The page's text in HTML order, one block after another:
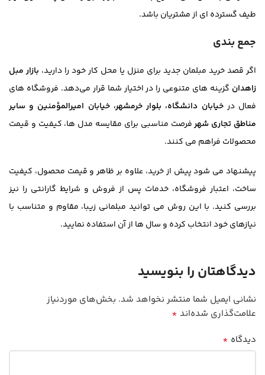
طیف گسترده ای از مشتریان باشد.
جمع بندی
اگر قصد خرید مبلمان جدید برای منزل یا محل کار خود را دارید، بازار مبل
زاهدان گزینه های متنوعی را در اختیار شما قرار می‌دهد. فروشگاه های
فعال درخیابان دانشگاه، بلوار خرمشهر، خیابان امیرالمؤمنین و سایر
مناطق تجاری شهرفرصت مناسبی برای مقایسه مدل ها، کیفیت و قیمت
محصولات فراهم می کنند.
پیشنهاد می شود پیش از خرید، علاوه بر ظاهر و قیمت محصول، کیفیت
ساخت، اعتبار فروشگاه، خدمات پس از فروش و شرایط گارانتی را نیز
بررسی کنید. با این روش می توانید مبلمانی زیبا، مقاوم و متناسب با
نیازهای خود انتخاب کرده و سال ها از آن استفاده نمایید.
دیدگاهتان را بنویسید
نشانی ایمیل شما منتشر نخواهد شد. بخش‌های موردنیاز
علامت‌گذاری شده‌اند *
دیدگاه *